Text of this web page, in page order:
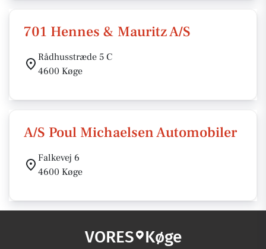
701 Hennes & Mauritz A/S
Rådhusstræde 5 C
4600 Køge
A/S Poul Michaelsen Automobiler
Falkevej 6
4600 Køge
VORES Køge